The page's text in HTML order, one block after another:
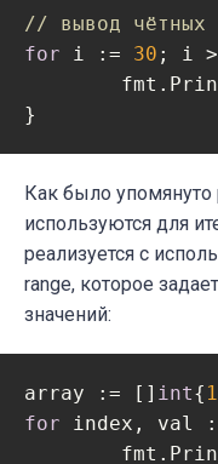
// вывод чётных
for i := 30 ; i >
Как было упомянуто
используются для
реализуется с
range, которое
значений:
array := [] int{
for index, val